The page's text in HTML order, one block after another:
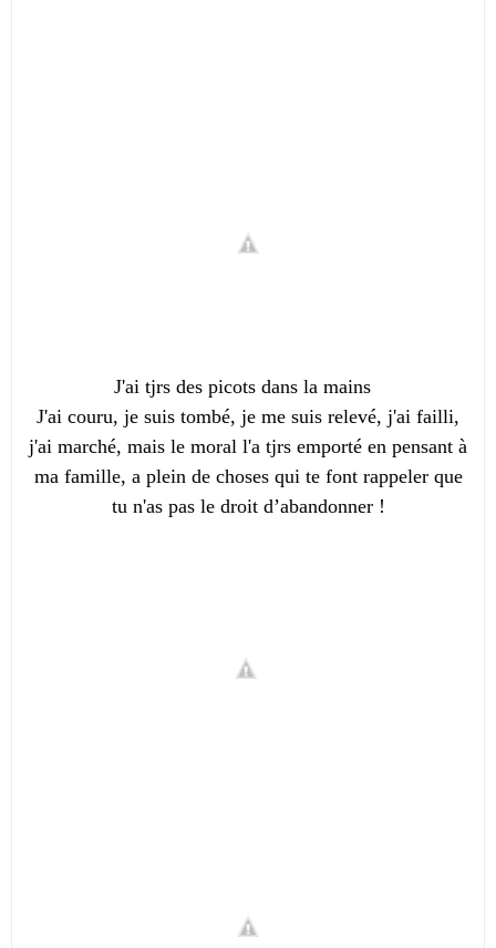
J'ai tjrs des picots dans la mains
J'ai couru, je suis tombé, je me suis relevé, j'ai failli,
j'ai marché, mais le moral l'a tjrs emporté en pensant à
ma famille, a plein de choses qui te font rappeler que
tu n'as pas le droit d’abandonner !